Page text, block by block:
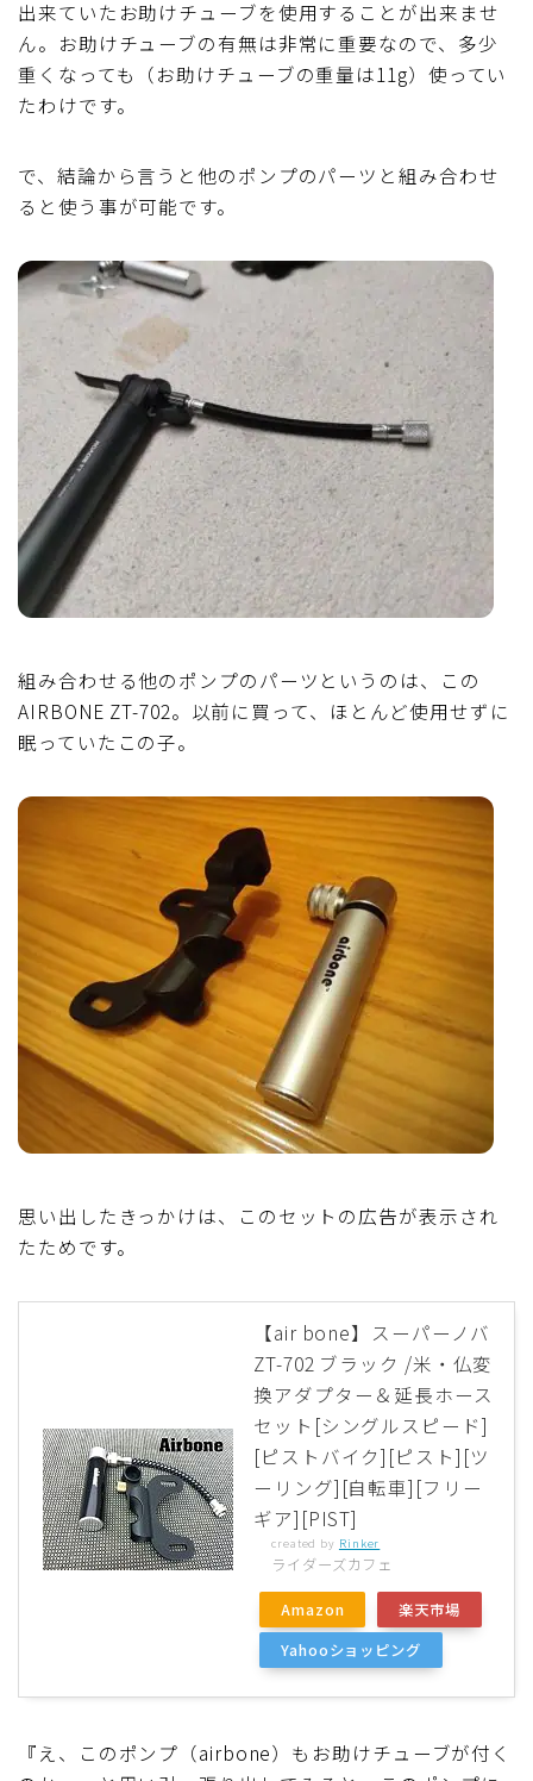
出来ていたお助けチューブを使用することが出来ませ
ん。お助けチューブの有無は非常に重要なので、多少
重くなっても（お助けチューブの重量は11g）使ってい
たわけです。
で、結論から言うと他のポンプのパーツと組み合わせ
ると使う事が可能です。
組み合わせる他のポンプのパーツというのは、この
AIRBONE ZT-702。以前に買って、ほとんど使用せずに
眠っていたこの子。
思い出したきっかけは、このセットの広告が表示され
たためです。
【air bone】スーパーノバ
ZT-702 ブラック /米・仏変
換アダプター＆延長ホース
セット[シングルスピード]
[ピストバイク][ピスト][ツ
ーリング][自転車][フリー
ギア][PIST]
created by Rinker
ライダーズカフェ
Amazon
楽天市場
Yahooショッピング
『え、このポンプ（airbone）もお助けチューブが付く